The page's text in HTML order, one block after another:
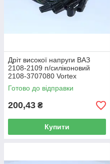
Дріт високої напруги ВАЗ
2108-2109 п/силіконовий
2108-3707080 Vortex
Готово до відправки
200,43 ₴
Купити